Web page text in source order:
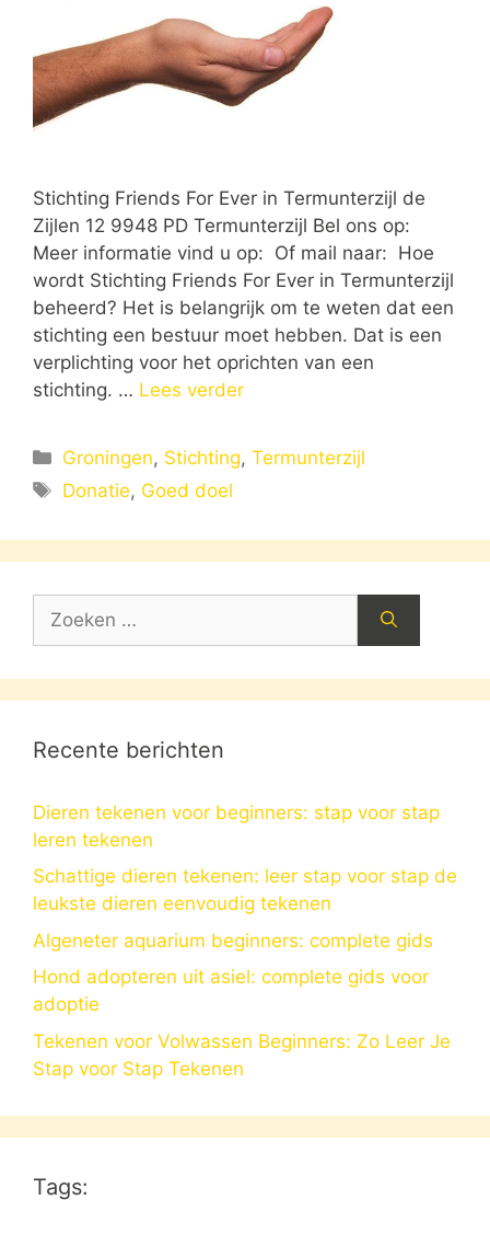
Stichting Friends For Ever in Termunterzijl de
Zijlen 12 9948 PD Termunterzijl Bel ons op:
Meer informatie vind u op: Of mail naar: Hoe
wordt Stichting Friends For Ever in Termunterzijl
beheerd? Het is belangrijk om te weten dat een
stichting een bestuur moet hebben. Dat is een
verplichting voor het oprichten van een
stichting. … Lees verder
Categorieën
Groningen, Stichting,Termunterzijl
Tags
Donatie, Goed doel
naar:
Recente berichten
Dieren tekenen voor beginners: stap voor stap
leren tekenen
Schattige dieren tekenen: leer stap voor stap de
leukste dieren eenvoudig tekenen
Algeneter aquarium beginners: complete gids
Hond adopteren uit asiel: complete gids voor
adoptie
Tekenen voor Volwassen Beginners: Zo Leer Je
Stap voor Stap Tekenen
Tags: